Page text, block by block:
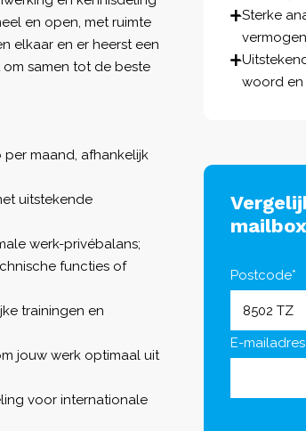
en open, met ruimte
elkaar en er heerst een
samen tot de beste
maand, afhankelijk
uitstekende
werk-privébalans;
functies of
trainingen en
jouw werk optimaal uit
voor internationale
Sterke
woord en
Postcode*
E-